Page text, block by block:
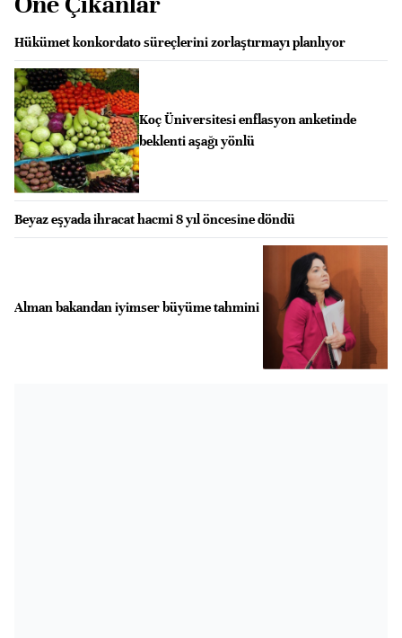
Hükümet konkordato süreçlerini zorlaştırmayı planlıyor
Koç Üniversitesi enflasyon anketinde
beklenti aşağı yönlü
Beyaz eşyada ihracat hacmi 8 yıl öncesine döndü
Alman bakandan iyimser büyüme tahmini